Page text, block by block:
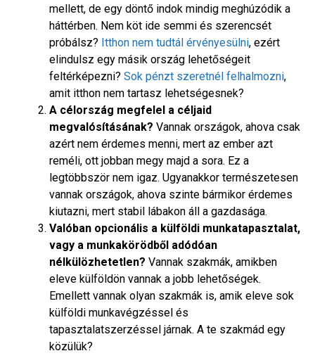
mellett, de egy döntő indok mindig meghúzódik a
háttérben. Nem köt ide semmi és szerencsét
próbálsz? Itthon nem tudtál érvényesülni, ezért
elindulsz egy másik ország lehetőségeit
feltérképezni? Sok pénzt szeretnél felhalmozni,
amit itthon nem tartasz lehetségesnek?
A célország megfelel a céljaid
megvalósításának? Vannak országok, ahova csak
azért nem érdemes menni, mert az ember azt
reméli, ott jobban megy majd a sora. Ez a
legtöbbször nem igaz. Ugyanakkor természetesen
vannak országok, ahova szinte bármikor érdemes
kiutazni, mert stabil lábakon áll a gazdasága.
Valóban opcionális a külföldi munkatapasztalat,
vagy a munkakörödből adódóan
nélkülözhetetlen? Vannak szakmák, amikben
eleve külföldön vannak a jobb lehetőségek.
Emellett vannak olyan szakmák is, amik eleve sok
külföldi munkavégzéssel és
tapasztalatszerzéssel járnak. A te szakmád egy
közülük?